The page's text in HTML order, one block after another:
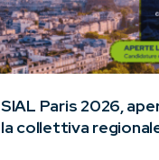
SIAL Paris 2026,
la collettiva